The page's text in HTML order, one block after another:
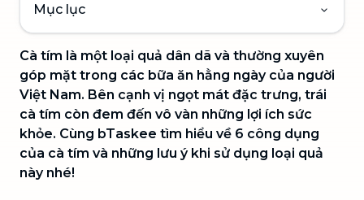
Mục lục
Cà tím là một loại quả dân dã và thường xuyên
góp mặt trong các bữa ăn hằng ngày của người
Việt Nam. Bên cạnh vị ngọt mát đặc trưng, trái
cà tím còn đem đến vô vàn những lợi ích sức
khỏe. Cùng bTaskee tìm hiểu về 6 công dụng
của cà tím và những lưu ý khi sử dụng loại quả
này nhé!